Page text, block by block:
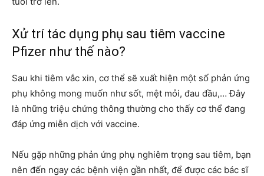
Xử trí tác dụng phụ sau tiêm vaccine
Pfizer như thế nào?
Sau khi tiêm vắc xin, cơ thể sẽ xuất hiện một số phản ứng
phụ không mong muốn như sốt, mệt mỏi, đau đầu,… Đây
là những triệu chứng thông thường cho thấy cơ thể đang
đáp ứng miễn dịch với vaccine.
Nếu gặp những phản ứng phụ nghiêm trọng sau tiêm, bạn
nên đến ngay các bệnh viện gần nhất, để được các bác sĩ